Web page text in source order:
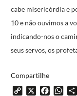
cabe misericórdia e
10 e não ouvimos a
indicando-nos o
seus servos, os
Compartilhe
Copy X